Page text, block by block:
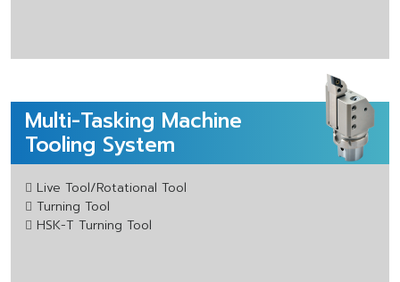
Multi-Tasking Machine
Tooling System
Live Tool/Rotational Tool
Turning Tool
HSK-T Turning Tool